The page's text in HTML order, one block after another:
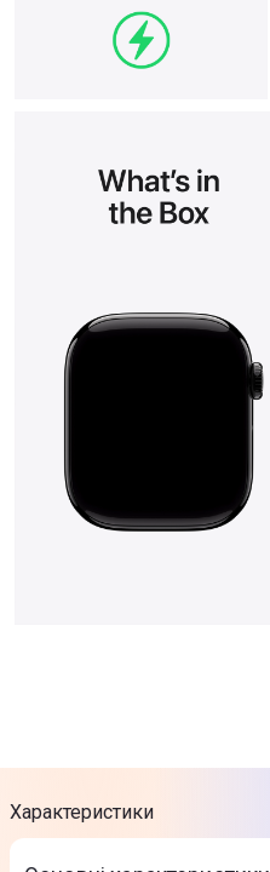
Характеристики